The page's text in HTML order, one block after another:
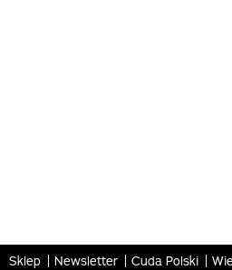
Sklep Newsletter Cuda Polski